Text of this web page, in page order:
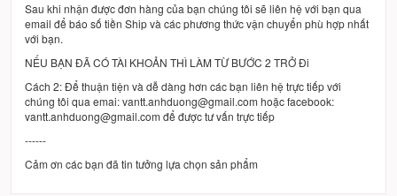
Sau khi nhận được đơn hàng của bạn chúng tôi sẽ liên hệ với bạn qua
email để báo số tiền Ship và các phương thức vận chuyển phù hợp nhất
với bạn.
NẾU BẠN ĐÃ CÓ TÀI KHOẢN THÌ LÀM TỪ BƯỚC 2 TRỞ Đi
Cách 2: Để thuận tiện và dễ dàng hơn các bạn liên hệ trực tiếp với
chúng tôi qua emai: vantt.anhduong@gmail.com hoặc facebook:
vantt.anhduong@gmail.com để được tư vấn trực tiếp
------
Cảm ơn các bạn đã tin tưởng lựa chọn sản phẩm